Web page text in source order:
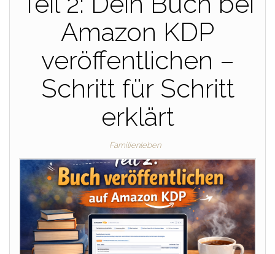
Amazon KDP
veröffentlichen –
Schritt für Schritt
erklärt
Familienleben